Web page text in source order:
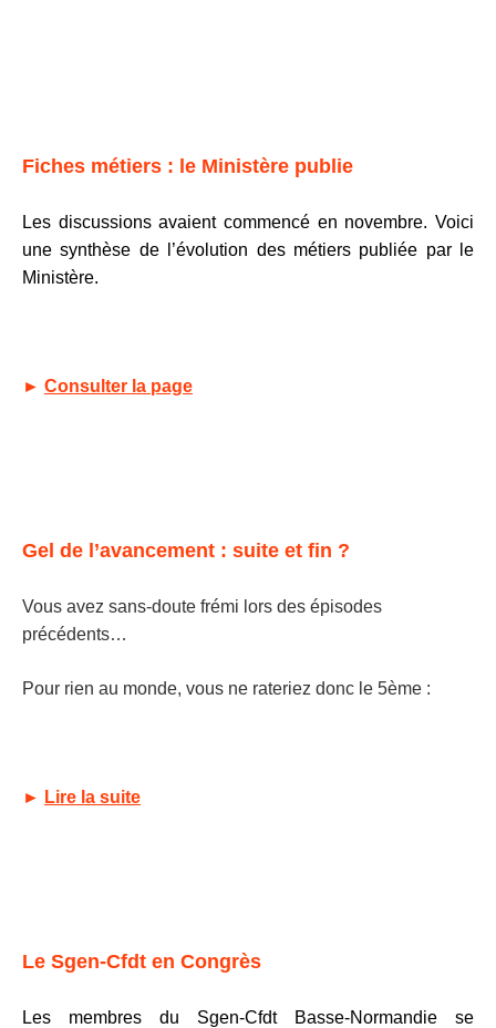
Fiches métiers : le Ministère publie
Les discussions avaient commencé en novembre. Voici
une synthèse de l’évolution des métiers publiée par le
Ministère.
► Consulter la page
Gel de l’avancement : suite et fin ?
Vous avez sans-doute frémi lors des épisodes
précédents…
Pour rien au monde, vous ne rateriez donc le 5ème :
► Lire la suite
Le Sgen-Cfdt en Congrès
Les membres du Sgen-Cfdt Basse-Normandie se